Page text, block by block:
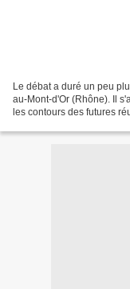
Le débat a duré un peu
au-Mont-d'Or (Rhône). Il
les contours des futures